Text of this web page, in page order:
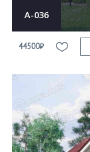
А-036
44500₽